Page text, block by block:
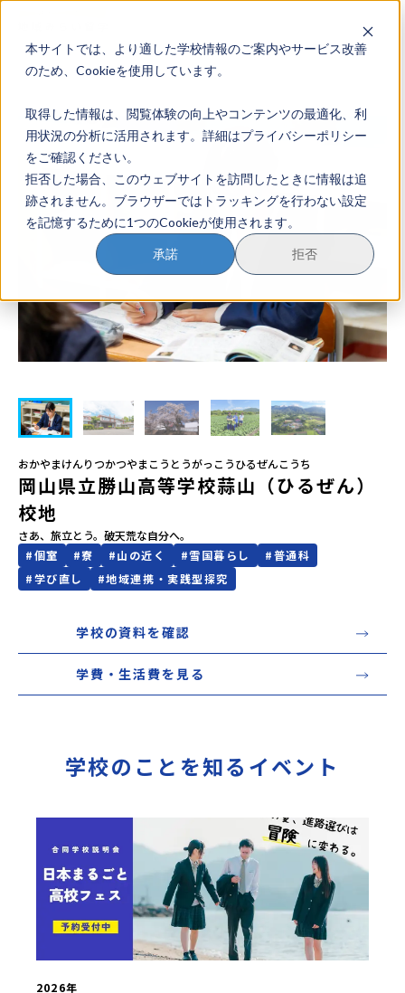
本サイトでは、より適した学校情報のご案内やサービス改善
のため、Cookieを使用しています。
取得した情報は、閲覧体験の向上やコンテンツの最適化、利
用状況の分析に活用されます。詳細はプライバシーポリシー
をご確認ください。
拒否した場合、このウェブサイトを訪問したときに情報は追
跡されません。ブラウザーではトラッキングを行わない設定
を記憶するために1つのCookieが使用されます。
承諾 拒否
地域みらい留学のすすめかた
地域みらい留学とは
学校を探す
イベントを探す
おためし地域留学
マガジン
奨学金について
？ イベント参加方法
会員登録
MYページログイン
おかやまけんりつかつやまこうとうがっこうひるぜんこうち
岡山県立勝山高等学校蒜山（ひるぜん）
校地
さあ、旅立とう。破天荒な自分へ。
#個室 #寮 #山の近く #雪国暮らし #普通科
#学び直し #地域連携・実践型探究
学校の資料を確認
学費・生活費を見る
学校のことを知るイベント
2026年